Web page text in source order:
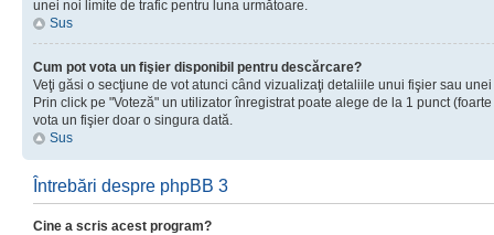
unei noi limite de trafic pentru luna următoare.
Sus
Cum pot vota un fişier disponibil pentru descărcare?
Veţi găsi o secţiune de vot atunci când vizualizaţi detaliile unui fişier sau
Prin click pe "Voteză" un utilizator înregistrat poate alege de la 1 punct
vota un fişier doar o singura dată.
Sus
Întrebări despre phpBB 3
Cine a scris acest program?